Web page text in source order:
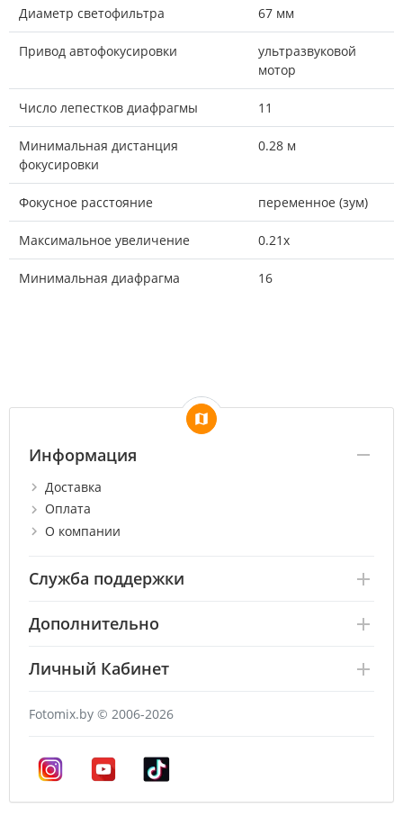
Диаметр светофильтра 67 мм
Привод автофокусировки
ультразвуковой
мотор
Число лепестков диафрагмы 11
Минимальная дистанция
фокусировки
0.28 м
Фокусное расстояние переменное (зум)
Максимальное увеличение 0.21x
Минимальная диафрагма 16
Информация
Доставка
Оплата
О компании
Служба поддержки
Дополнительно
Личный Кабинет
Fotomix.by © 2006-2026